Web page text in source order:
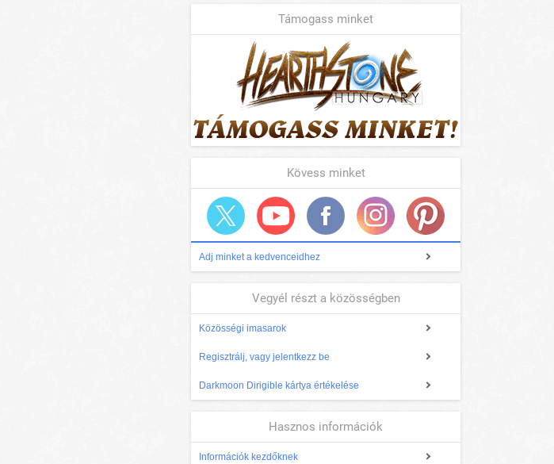
Támogass minket
Kövess minket
Adj minket a kedvenceidhez
Vegyél részt a közösségben
Közösségi imasarok
Regisztrálj, vagy jelentkezz be
Darkmoon Dirigible kártya értékelése
Hasznos információk
Információk kezdőknek